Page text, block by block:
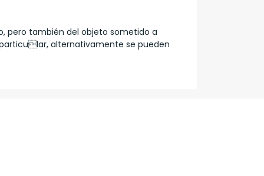
pero también del objeto sometido a
alternativamente se pueden